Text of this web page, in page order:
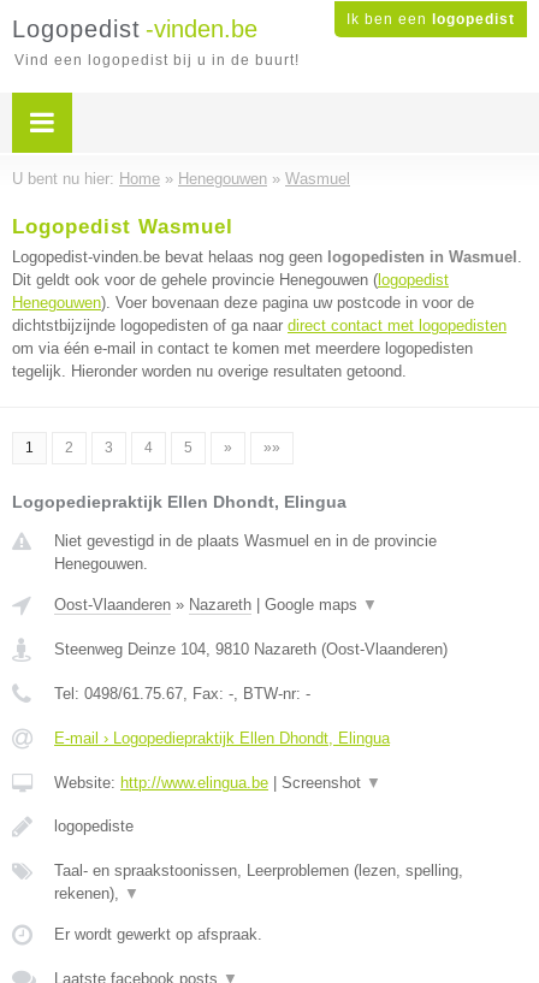
Ik ben een logopedist
Logopedist -vinden.be
Vind een logopedist bij u in de buurt!
U bent nu hier: Home » Henegouwen » Wasmuel
Logopedist Wasmuel
Logopedist-vinden.be bevat helaas nog geen logopedisten in Wasmuel .
Dit geldt ook voor de gehele provincie Henegouwen ( logopedist
Henegouwen). Voer bovenaan deze pagina uw postcode in voor de
dichtstbijzijnde logopedisten of ga naar direct contact met logopedisten
om via één e-mail in contact te komen met meerdere logopedisten
tegelijk. Hieronder worden nu overige resultaten getoond.
1 2 3 4 5 » »»
Logopediepraktijk Ellen Dhondt, Elingua
Niet gevestigd in de plaats Wasmuel en in de provincie
Henegouwen.
Oost-Vlaanderen » Nazareth Google maps ▼
Steenweg Deinze 104, 9810 Nazareth (Oost-Vlaanderen)
Tel: 0498/61.75.67, Fax: -, BTW-nr: -
E-mail › Logopediepraktijk Ellen Dhondt, Elingua
Website: http://www.elingua.be Screenshot ▼
logopediste
Taal- en spraakstoonissen, Leerproblemen (lezen, spelling,
rekenen), ▼
Er wordt gewerkt op afspraak.
Laatste facebook posts ▼